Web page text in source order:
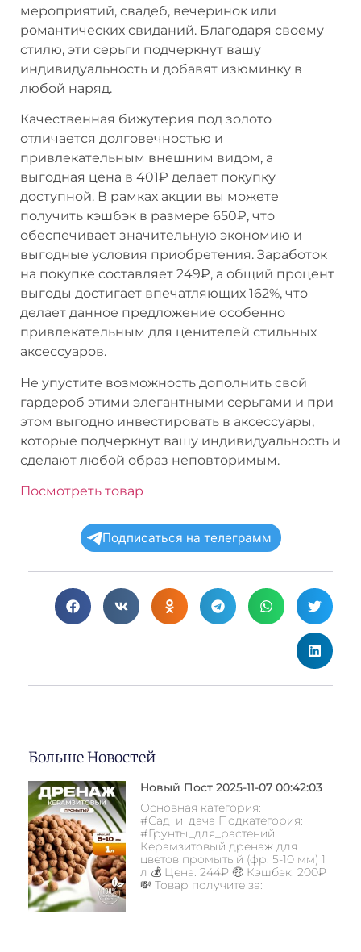
мероприятий, свадеб, вечеринок или
романтических свиданий. Благодаря своему
стилю, эти серьги подчеркнут вашу
индивидуальность и добавят изюминку в
любой наряд.
Качественная бижутерия под золото
отличается долговечностью и
привлекательным внешним видом, а
выгодная цена в 401₽ делает покупку
доступной. В рамках акции вы можете
получить кэшбэк в размере 650₽, что
обеспечивает значительную экономию и
выгодные условия приобретения. Заработок
на покупке составляет 249₽, а общий процент
выгоды достигает впечатляющих 162%, что
делает данное предложение особенно
привлекательным для ценителей стильных
аксессуаров.
Не упустите возможность дополнить свой
гардероб этими элегантными серьгами и при
этом выгодно инвестировать в аксессуары,
которые подчеркнут вашу индивидуальность и
сделают любой образ неповторимым.
Посмотреть товар
Подписаться на телеграмм
Больше Новостей
Новый Пост 2025-11-07 00:42:03
Основная категория:
#Сад_и_дача Подкатегория:
#Грунты_для_растений
Керамзитовый дренаж для
цветов промытый (фр. 5-10 мм) 1
л 💰 Цена: 244₽ 🤑 Кэшбэк: 200₽
💸 Товар получите за: